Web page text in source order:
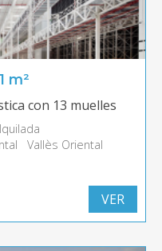
m²
con 13 muelles
Vallès Oriental
VER